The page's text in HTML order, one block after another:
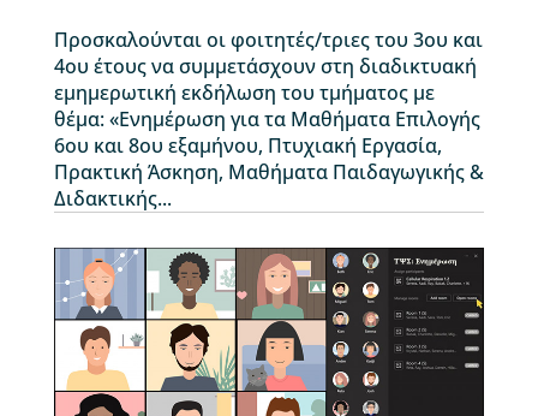
Προσκαλούνται οι φοιτητές/τριες του 3ου και
4ου έτους να συμμετάσχουν στη διαδικτυακή
εμημερωτική εκδήλωση του τμήματος με
θέμα: «Ενημέρωση για τα Μαθήματα Επιλογής
6ου και 8ου εξαμήνου, Πτυχιακή Εργασία,
Πρακτική Άσκηση, Μαθήματα Παιδαγωγικής &
Διδακτικής...